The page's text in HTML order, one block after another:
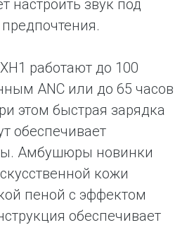
настроить звук под
работают до 100
ANC или до 65 часов
этом быстрая зарядка
обеспечивает
Амбушюры новинки
кожи
пеной с эффектом
обеспечивает